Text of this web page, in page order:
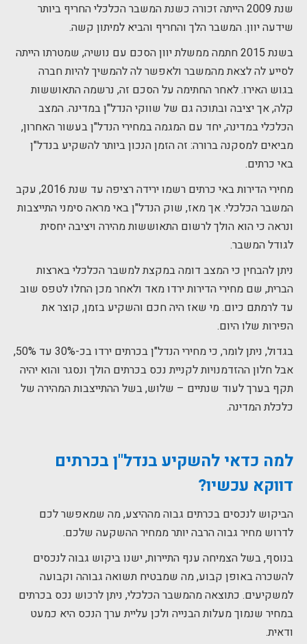
שנת 2009 הייתה זכורה כשנת המשבר הכלכלי החריף ביותר
שידעה יוון. המשבר הלך והחריף והביא למיתון קשה.
בשנת 2015 חתמה ממשלת יוון הסכם עם נושיה, שמטרתו הייתה
לסייע לה לצאת מהמשבר ולאפשר לה להמשיך להיות חברה
בגוש האירו. לאחר החתימה על הסכם זה, נרשמה התאוששות
קלה, אך יציבה ובתוכה גם של שווקי הנדל"ן במדינה. המצב
הכלכלי במדינה, יחד עם המגמה במחירי הנדל"ן בעשור האחרון,
מביאים למסקנה ברורה: זה הזמן הנכון ביותר להשקיע בנדל"ן
באי כרתים.
מחירי הדירות באי כרתים רשמו ירידה רציפה עד שנת 2016, עקב
המשבר הכלכלי. אך מאז, שוק הנדל"ן באי מראה סימני התייצבות
ונראה כי הוא הולך לרשום התאוששות מהירה ויציבה יחסית
לגודל המשבר.
ניתן להבחין כי המצב דומה במקצת למשבר הכלכלי בארצות
הברית, שם מחירי הדירות ירדו מאד ולאחר מכן החלו לטפס שוב
עד לרמתם כיום. מי שאז היה חכם והשקיע בזמן, קוצר את
הפירות שלו היום.
בגדול, ניתן לומר, כי מחירי הנדל"ן בכרתים ירדו בכ-30% עד 50%,
אבל חלון ההזדמנויות לקניית נכס בכרתים הולך ונסגר והוא יהיה
תקף בערך לעוד שנתיים – שלוש, בשל ההתייצבות המהירה של
כלכלת המדינה.
למה כדאי להשקיע בנדל"ן בכרתים
דווקא עכשיו?
הביקוש לנכסים בכרתים גבוה מההיצע, מה שמאפשר לכם
לדרוש מחיר גבוה הרבה יותר ממחיר ההשקעה שלכם.
בנוסף, בשל הצמיחה ענף התיירות, ישנו ביקוש גבוה לנכסים
להשכרה באופן קבוע, מה שמבטיח תשואה גבוהה וקבועה
למשקיעים. כתוצאה מהמשבר הכלכלי, ניתן לרכוש נכס בכרתים
במחיר שנמוך מעלות הבנייה ולכן עליית ערך הנכס היא כמעט
ודאית.